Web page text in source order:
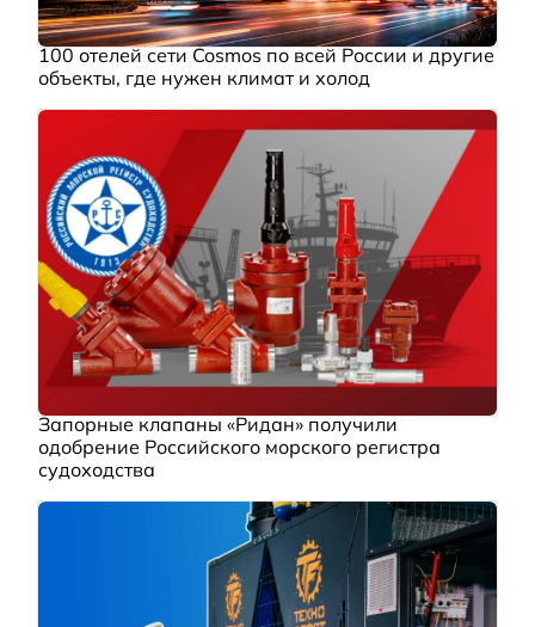
100 отелей сети Cosmos по всей России и другие
объекты, где нужен климат и холод
Запорные клапаны «Ридан» получили
одобрение Российского морского регистра
судоходства